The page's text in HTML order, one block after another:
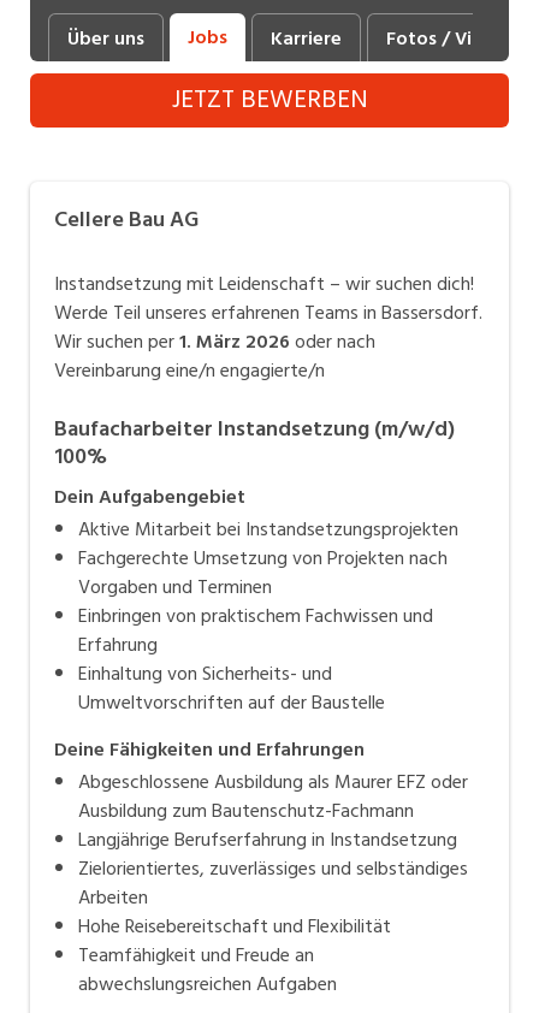
Industrie, Maschinenbau, Anlagenbau,
Produktion
Informatik, Telekommunikation
Mechanik, Elektronik, Optik (Fertigung)
Medizin, Gesundheitswesen, Pflege
Verkauf, Handel, Kundenberatung,
Aussendienst
Über uns Jobs Karriere Fotos / Videos
JETZT BEWERBEN
Cellere Bau AG
Instandsetzung mit Leidenschaft – wir suchen dich!
Werde Teil unseres erfahrenen Teams in Bassersdorf.
Wir suchen per1. März 2026oder nach
Vereinbarung eine/n engagierte/n
Baufacharbeiter Instandsetzung (m/w/d)
100%
Dein Aufgabengebiet
Aktive Mitarbeit bei Instandsetzungsprojekten
Fachgerechte Umsetzung von Projekten nach
Vorgaben und Terminen
Einbringen von praktischem Fachwissen und
Erfahrung
Einhaltung von Sicherheits- und
Umweltvorschriften auf der Baustelle
Deine Fähigkeiten und Erfahrungen
Abgeschlossene Ausbildung als Maurer EFZ oder
Ausbildung zum Bautenschutz-Fachmann
Langjährige Berufserfahrung in Instandsetzung
Zielorientiertes, zuverlässiges und selbständiges
Arbeiten
Hohe Reisebereitschaft und Flexibilität
Teamfähigkeit und Freude an
abwechslungsreichen Aufgaben